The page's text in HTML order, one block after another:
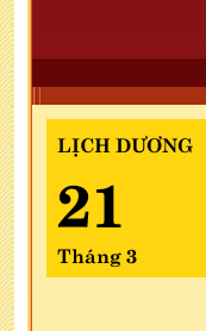
LỊCH DƯƠNG
21
Tháng 3